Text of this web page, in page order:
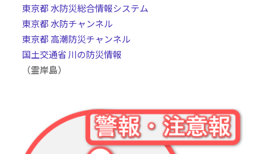
東京都 水防災総合情報システム
東京都 水防チャンネル
東京都 高潮防災チャンネル
国土交通省 川の防災情報
（霊岸島）